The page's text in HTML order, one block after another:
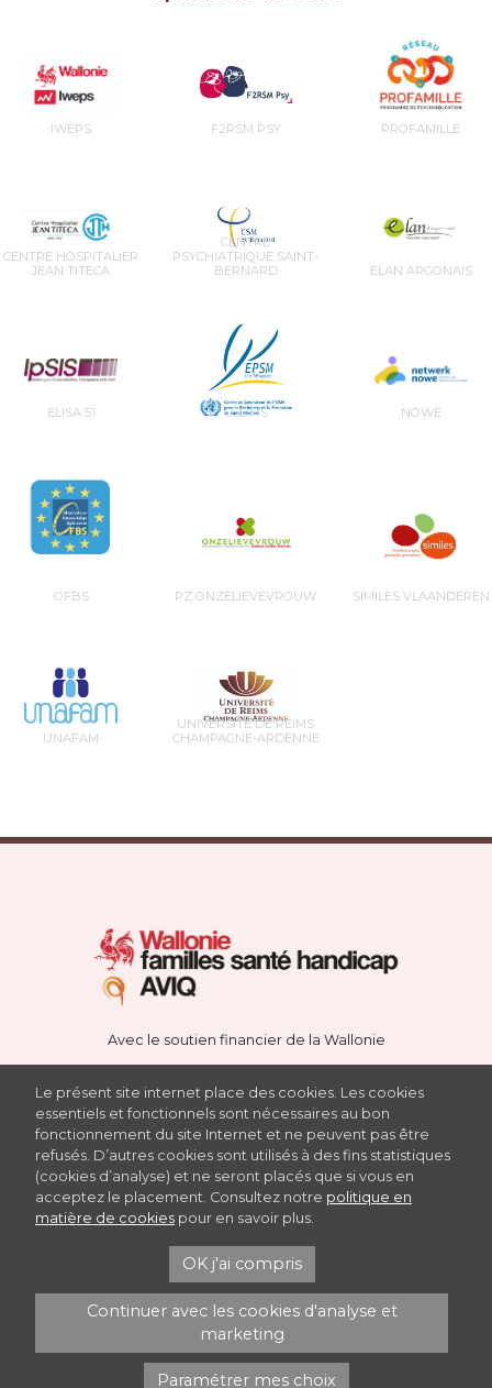
IWEPS F2RSM PSY PROFAMILLE
CENTRE HOSPITALIER
JEAN TITECA
CENTRE
PSYCHIATRIQUE SAINT-
BERNARD
ELAN ARGONAIS
ELISA 51 CCOMS NOWE
OFBS PZ ONZELIEVEVROUW SIMILES VLAANDEREN
UNAFAM
UNIVERSITÉ DE REIMS
CHAMPAGNE-ARDENNE
Avec le soutien financier de la Wallonie
Avec le soutien du Fonds européen de développement
régional Met steun van het Europees Fonds voor Regionale
Ontwikkeling
Haute Ecole de la Province de Namur
Rue Henri Blès 188-190, 5000 NAMUR
recherche@hepn.province.namur.be
Le présent site internet place des cookies. Les cookies
essentiels et fonctionnels sont nécessaires au bon
fonctionnement du site Internet et ne peuvent pas être
refusés. D’autres cookies sont utilisés à des fins statistiques
(cookies d’analyse) et ne seront placés que si vous en
acceptez le placement. Consultez notre politique en
matière de cookies pour en savoir plus.
OK j'ai compris
Continuer avec les cookies d'analyse et
marketing
Paramétrer mes choix